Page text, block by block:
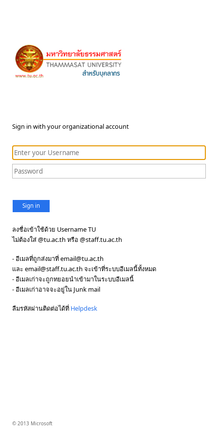
Sign in with your organizational account
Sign in
ลงชื่อเข้าใช้ด้วย Username TU
ไม่ต้องใส่ @tu.ac.th หรือ @staff.tu.ac.th
- อีเมลที่ถูกส่งมาที่ email@tu.ac.th
และ email@staff.tu.ac.th จะเข้าที่ระบบอีเมลนี้ทั้งหมด
- อีเมลเก่าจะถูกทยอยนำเข้ามาในระบบอีเมลนี้
- อีเมลเก่าอาจจะอยู่ใน Junk mail
ลืมรหัสผ่านติดต่อได้ที่ Helpdesk
© 2013 Microsoft